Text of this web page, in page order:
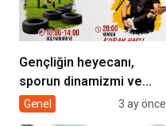
Gençliğin heyecanı,
sporun dinamizmi ve
müziğin coşkusu
Genel 3 ay önce